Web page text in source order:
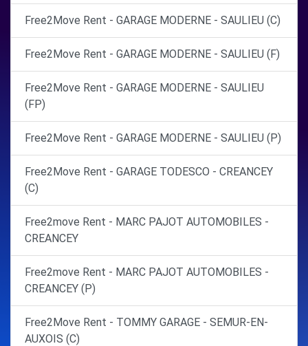
Free2Move Rent - GARAGE MODERNE - SAULIEU (C)
Free2Move Rent - GARAGE MODERNE - SAULIEU (F)
Free2Move Rent - GARAGE MODERNE - SAULIEU
(FP)
Free2Move Rent - GARAGE MODERNE - SAULIEU (P)
Free2Move Rent - GARAGE TODESCO - CREANCEY
(C)
Free2move Rent - MARC PAJOT AUTOMOBILES -
CREANCEY
Free2move Rent - MARC PAJOT AUTOMOBILES -
CREANCEY (P)
Free2Move Rent - TOMMY GARAGE - SEMUR-EN-
AUXOIS (C)